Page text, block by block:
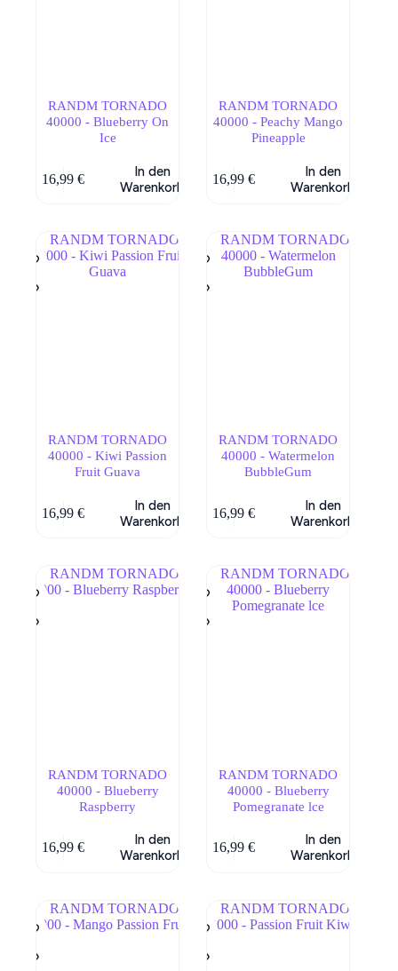
RANDM TORNADO
40000 - Blueberry On
Ice
16,99€
In den
Warenkorb
RANDM TORNADO
40000 - Peachy Mango
Pineapple
16,99€
In den
Warenkorb
RANDM TORNADO
40000 - Kiwi Passion
Fruit Guava
16,99€
In den
Warenkorb
RANDM TORNADO
40000 - Watermelon
BubbleGum
16,99€
In den
Warenkorb
RANDM TORNADO
40000 - Blueberry
Raspberry
16,99€
In den
Warenkorb
RANDM TORNADO
40000 - Blueberry
Pomegranate lce
16,99€
In den
Warenkorb